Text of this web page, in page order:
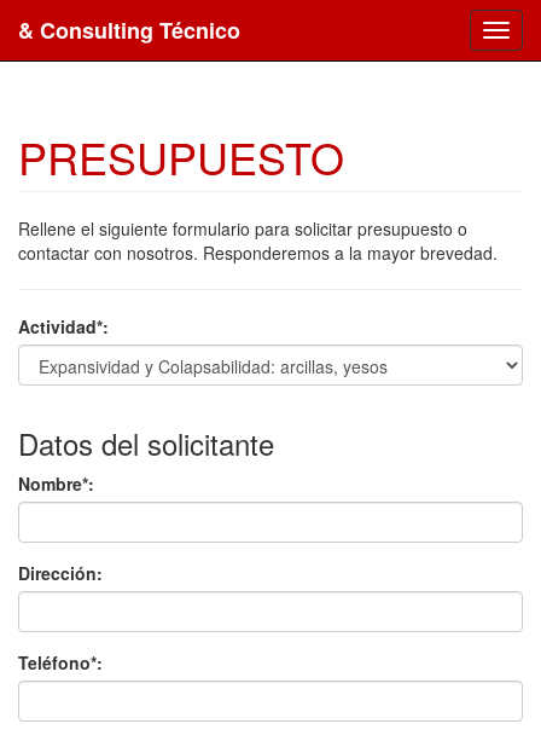
& Consulting Técnico
PRESUPUESTO
Rellene el siguiente formulario para solicitar presupuesto o
contactar con nosotros. Responderemos a la mayor brevedad.
Actividad*:
Datos del solicitante
Nombre*:
Dirección:
Teléfono*: